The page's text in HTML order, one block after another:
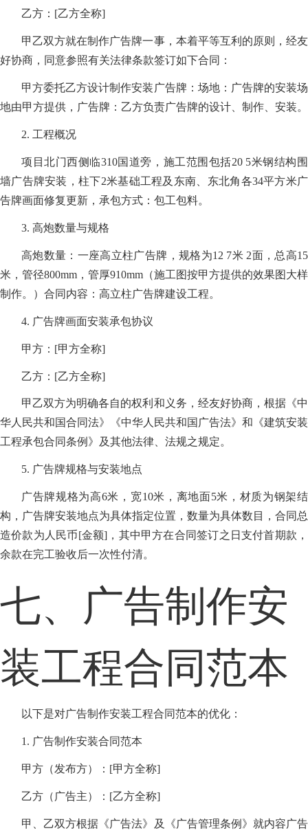
乙方：[乙方全称]
甲乙双方就在制作广告牌一事，本着平等互利的原则，经友
好协商，同意参照有关法律条款签订如下合同：
甲方委托乙方设计制作安装广告牌：场地：广告牌的安装场
地由甲方提供，广告牌：乙方负责广告牌的设计、制作、安装。
2. 工程概况
项目北门西侧临310国道旁，施工范围包括20 5米钢结构围
墙广告牌安装，柱下2米基础工程及东南、东北角各34平方米广
告牌画面修复更新，承包方式：包工包料。
3. 高炮数量与规格
高炮数量：一座高立柱广告牌，规格为12 7米 2面，总高15
米，管径800mm，管厚910mm（施工图按甲方提供的效果图大样
制作。）合同内容：高立柱广告牌建设工程。
4. 广告牌画面安装承包协议
甲方：[甲方全称]
乙方：[乙方全称]
甲乙双方为明确各自的权利和义务，经友好协商，根据《中
华人民共和国合同法》《中华人民共和国广告法》和《建筑安装
工程承包合同条例》及其他法律、法规之规定。
5. 广告牌规格与安装地点
广告牌规格为高6米，宽10米，离地面5米，材质为钢架结
构，广告牌安装地点为具体指定位置，数量为具体数目，合同总
造价款为人民币[金额]，其中甲方在合同签订之日支付首期款，
余款在完工验收后一次性付清。
七、广告制作安
装工程合同范本
以下是对广告制作安装工程合同范本的优化：
1. 广告制作安装合同范本
甲方（发布方）：[甲方全称]
乙方（广告主）：[乙方全称]
甲、乙双方根据《广告法》及《广告管理条例》就内容广告